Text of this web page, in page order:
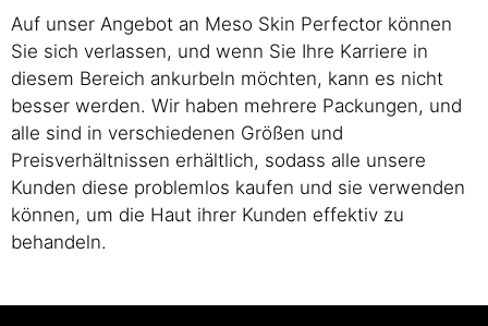
Auf unser Angebot an Meso Skin Perfector können
Sie sich verlassen, und wenn Sie Ihre Karriere in
diesem Bereich ankurbeln möchten, kann es nicht
besser werden. Wir haben mehrere Packungen, und
alle sind in verschiedenen Größen und
Preisverhältnissen erhältlich, sodass alle unsere
Kunden diese problemlos kaufen und sie verwenden
können, um die Haut ihrer Kunden effektiv zu
behandeln.